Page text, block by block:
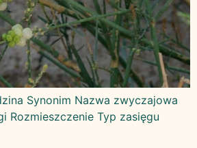
Synonim Nazwa zwyczajowa
Rozmieszczenie Typ zasięgu